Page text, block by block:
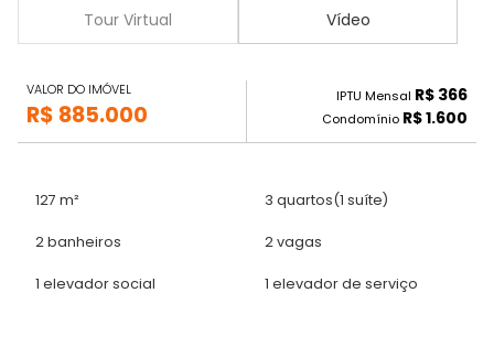
Tour Virtual Vídeo
VALOR DO IMÓVEL
R$ 885.000
IPTU Mensal R$ 366
Condomínio R$ 1.600
127 m² 3 quartos(1 suíte)
2 banheiros 2 vagas
1 elevador social 1 elevador de serviço